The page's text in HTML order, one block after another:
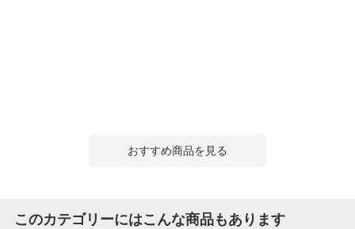
おすすめ商品を見る
このカテゴリーにはこんな商品もあります